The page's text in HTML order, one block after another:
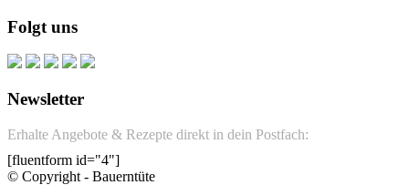
Folgt uns
Newsletter
Erhalte Angebote & Rezepte direkt in dein Postfach:
[fluentform id="4"]
© Copyright - Bauerntüte